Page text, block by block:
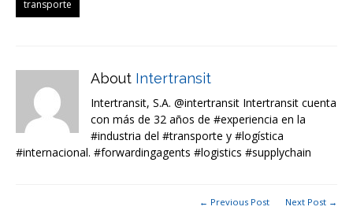
transporte
About Intertransit
Intertransit, S.A. @intertransit Intertransit cuenta
con más de 32 años de #experiencia en la
#industria del #transporte y #logística
#internacional. #forwardingagents #logistics #supplychain
← Previous Post Next Post →